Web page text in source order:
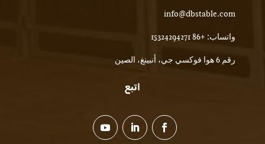
info@dbstable.com
واتساب: +86 15324294271
رقم 6 هوا فوكسي جي، أنبينغ، الصين
اتبع